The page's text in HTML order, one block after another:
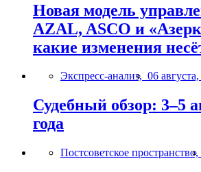
Новая модель
AZAL, ASCO и
какие изменения
Экспресс-анализ, 06
Судебный обзор: 3–5
года
Постсоветское пространство,